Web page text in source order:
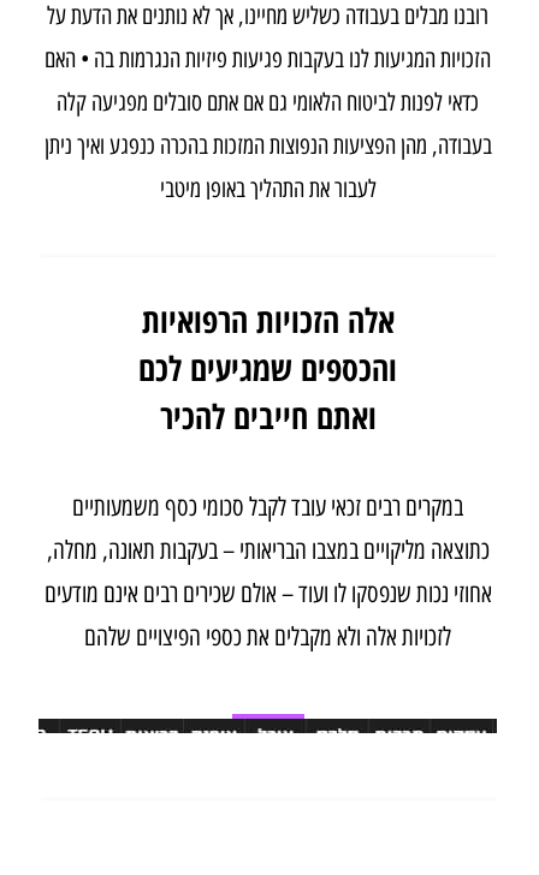
רובנו מבלים בעבודה כשליש מחיינו, אך לא נותנים את הדעת על
הזכויות המגיעות לנו בעקבות פגיעות פיזיות הנגרמות בה • האם
כדאי לפנות לביטוח הלאומי גם אם אתם סובלים מפגיעה קלה
בעבודה, מהן הפציעות הנפוצות המזכות בהכרה כנפגע ואיך ניתן
לעבור את התהליך באופן מיטבי
אלה הזכויות הרפואיות
והכספים שמגיעים לכם
ואתם חייבים להכיר
במקרים רבים זכאי עובד לקבל סכומי כסף משמעותיים
כתוצאה מליקויים במצבו הבריאותי – בעקבות תאונה, מחלה,
אחוזי נכות שנפסקו לו ועוד – אולם שכירים רבים אינם מודעים
לזכויות אלה ולא מקבלים את כספי הפיצויים שלהם